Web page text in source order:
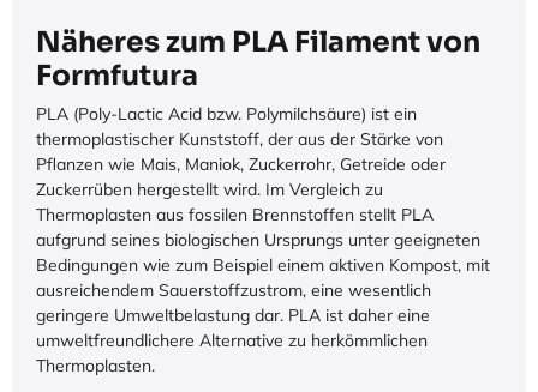
Näheres zum PLA Filament von
Formfutura
PLA (Poly-Lactic Acid bzw. Polymilchsäure) ist ein
thermoplastischer Kunststoff, der aus der Stärke von
Pflanzen wie Mais, Maniok, Zuckerrohr, Getreide oder
Zuckerrüben hergestellt wird. Im Vergleich zu
Thermoplasten aus fossilen Brennstoffen stellt PLA
aufgrund seines biologischen Ursprungs unter geeigneten
Bedingungen wie zum Beispiel einem aktiven Kompost, mit
ausreichendem Sauerstoffzustrom, eine wesentlich
geringere Umweltbelastung dar. PLA ist daher eine
umweltfreundlichere Alternative zu herkömmlichen
Thermoplasten.